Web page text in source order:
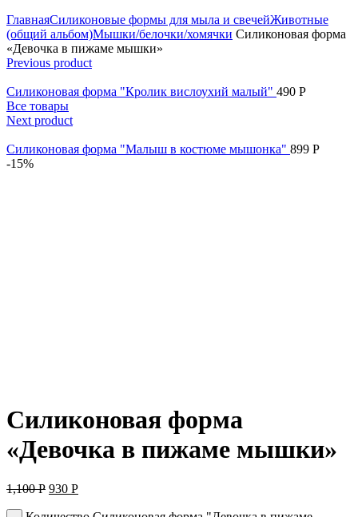
ГлавнаяСиликоновые формы для мыла и свечейЖивотные
(общий альбом)Мышки/белочки/хомячки Силиконовая форма
«Девочка в пижаме мышки»
Previous product
Силиконовая форма "Кролик вислоухий малый" 490 Р
Все товары
Next product
Силиконовая форма "Малыш в костюме мышонка" 899 Р
-15%
Силиконовая форма
«Девочка в пижаме мышки»
1,100Р 930 Р